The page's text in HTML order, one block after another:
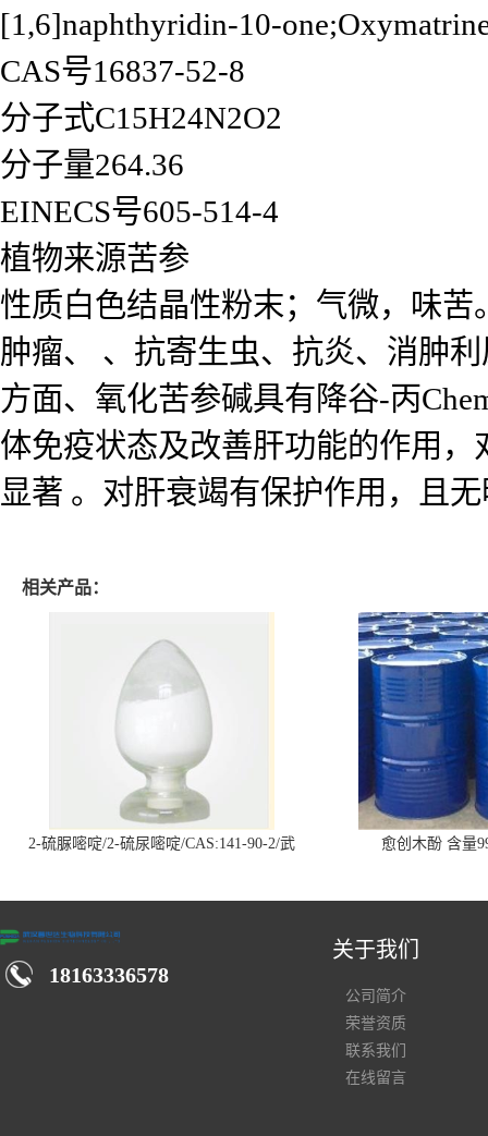
[1,6]naphthyridin-10-
CAS号16837-52-8
分子式C15H24N2O2
分子量264.36
EINECS号605-514-4
植物来源苦参
性质白色结晶性粉末；气微，味
肿瘤、 、抗寄生虫、抗炎、消肿
方面、氧化苦参碱具有降谷-丙
体免疫状态及改善肝功能的作用
显著 。对肝衰竭有保护作用，且
相关产品：
2-硫脲嘧啶/2-硫尿嘧啶/CAS:141-90-2/武
愈创木酚 含量
18163336578
关于我们
公司简介
荣誉资质
联系我们
在线留言